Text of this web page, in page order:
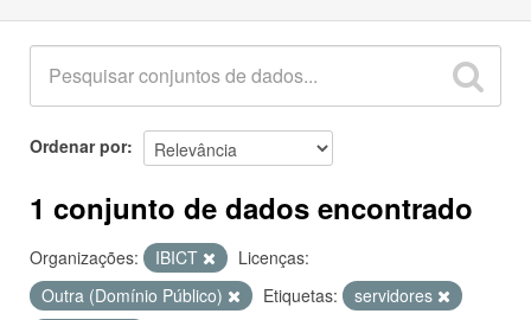
Ordenar por
1 conjunto de dados encontrado
Organizações: IBICT
Licenças:
Outra (Domínio Público)
Etiquetas:
servidores